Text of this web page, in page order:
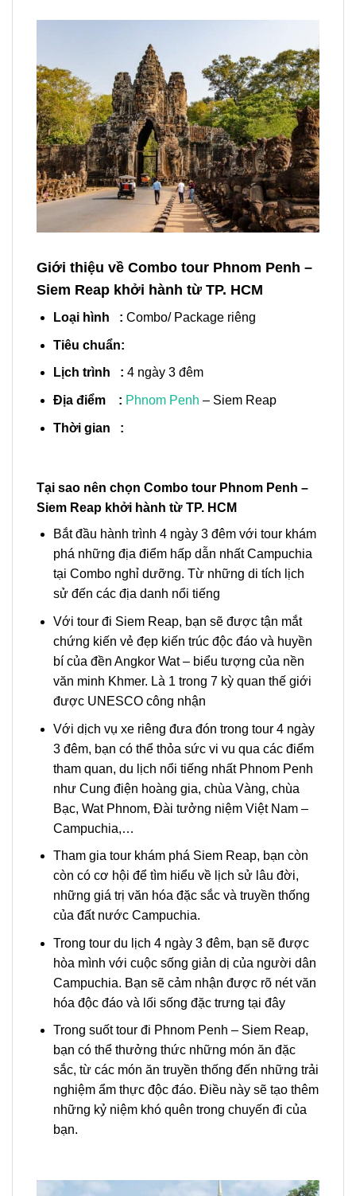
Giới thiệu về Combo tour Phnom Penh –
Siem Reap khởi hành từ TP. HCM
Loại hình : Combo/ Package riêng
Tiêu chuẩn:
Lịch trình : 4 ngày 3 đêm
Địa điểm : Phnom Penh – Siem Reap
Thời gian :
Tại sao nên chọn Combo tour Phnom Penh –
Siem Reap khởi hành từ TP. HCM
Bắt đầu hành trình 4 ngày 3 đêmvới tour khám
phá những địa điểm hấp dẫn nhấtCampuchia
tại Combo nghỉ dưỡng. Từ những di tích lịch
sử đến các địa danh nổi tiếng
Với tour đi Siem Reap, bạn sẽ được tận mắt
chứng kiến vẻ đẹp kiến trúc độc đáo và huyền
bí của đền Angkor Wat – biểu tượng của nền
văn minh Khmer. Là 1 trong 7 kỳ quan thế giới
được UNESCO công nhận
Với dịch vụ xe riêng đưa đón trong tour 4 ngày
3 đêm, bạn có thể thỏa sức vi vu qua các điểm
tham quan, du lịch nổi tiếng nhất Phnom Penh
như Cung điện hoàng gia, chùa Vàng, chùa
Bạc, Wat Phnom, Đài tưởng niệm Việt Nam –
Campuchia,…
Tham gia tour khám phá Siem Reap, bạn còn
còn có cơ hội để tìm hiểu về lịch sử lâu đời,
những giá trị văn hóa đặc sắc và truyền thống
của đất nước Campuchia.
Trong tour du lịch 4 ngày 3đêm, bạn sẽ được
hòa mình với cuộc sống giản dị của người dân
Campuchia. Bạn sẽ cảm nhận được rõ nét văn
hóa độc đáo và lối sống đặc trưng tại đây
Trong suốttour đi Phnom Penh – Siem Reap,
bạn có thể thưởng thức những món ăn đặc
sắc, từ các món ăn truyền thống đến những trải
nghiệm ẩm thực độc đáo. Điều này sẽ tạo thêm
những kỷ niệm khó quên trong chuyến đi của
bạn.